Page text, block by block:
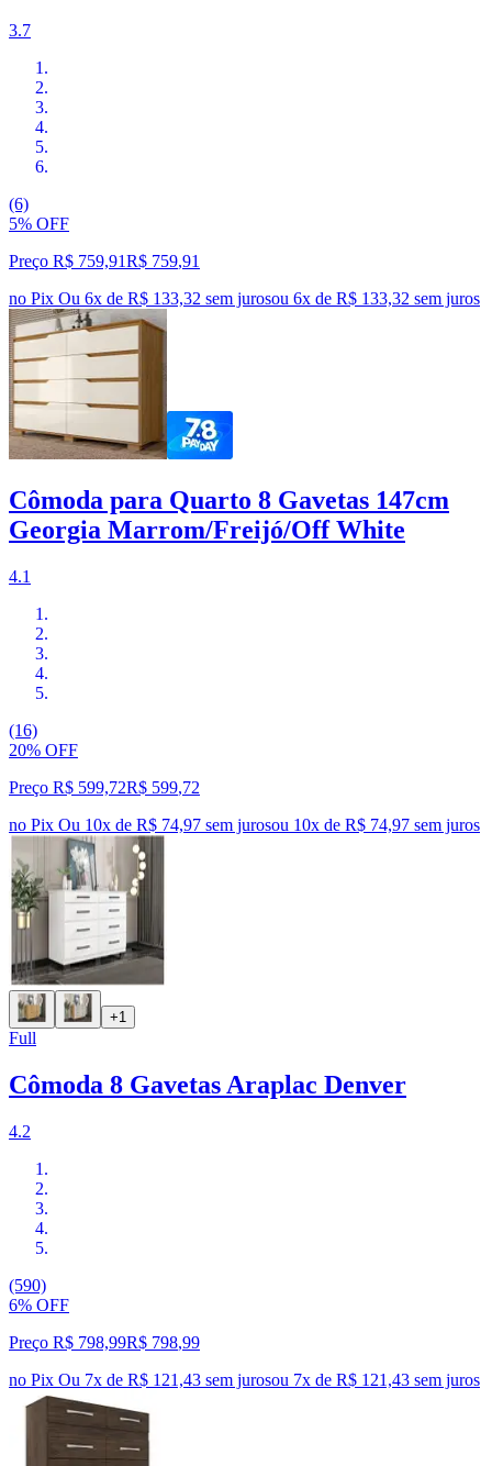
3.7
(6)
5% OFF
Preço R$ 759,91R$ 759,91
no Pix Ou 6x de R$ 133,32 sem jurosou 6x de R$ 133,32 sem juros
Cômoda para Quarto 8 Gavetas 147cm
Georgia Marrom/Freijó/Off White
4.1
(16)
20% OFF
Preço R$ 599,72R$ 599,72
no Pix Ou 10x de R$ 74,97 sem jurosou 10x de R$ 74,97 sem juros
+1
Full
Cômoda 8 Gavetas Araplac Denver
4.2
(590)
6% OFF
Preço R$ 798,99R$ 798,99
no Pix Ou 7x de R$ 121,43 sem jurosou 7x de R$ 121,43 sem juros